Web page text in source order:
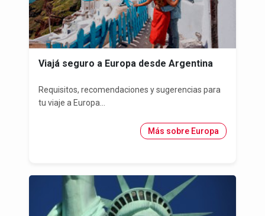
Viajá seguro a Europa desde Argentina
Requisitos, recomendaciones y sugerencias para
tu viaje a Europa...
Más sobre Europa